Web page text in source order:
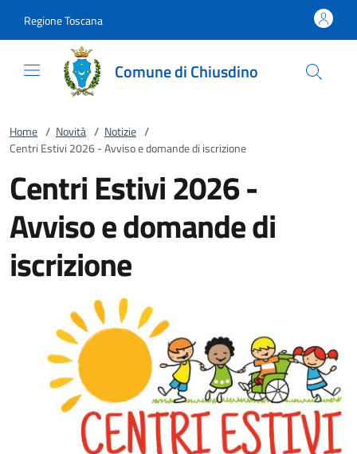
Regione Toscana
Comune di Chiusdino
Home / Novità / Notizie /
Centri Estivi 2026 - Avviso e domande di iscrizione
Centri Estivi 2026 -
Avviso e domande di
iscrizione